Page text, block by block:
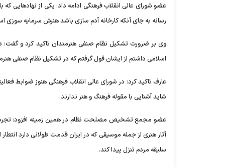
عضو شورای عالی انقلاب فرهنگی ادامه داد: یکی از نهادهایی
رسانه به جای آنکه کارخانه آدم سازی باشد هنرش سرمایه سوزی
وی بر ضرورت تشکیل نظام صنفی هنرمندان تاکید کرد و گفت:
اسلامی داشتم از ایشان قول گرفتم که در تشکیل نظام صنفی
عارف تاکید کرد: در شورای عالی انقلاب فرهنگی هنوز ضوابط
شاید آشنایی با مقوله فرهنگ و هنر ندارند.
عضو مجمع تشخیص مصلحت نظام در همین زمینه افزود:
آثار هنری از جمله موسیقی که در ایران قدمت طولانی دارد
سلیقه مردم تنزل پیدا کند.